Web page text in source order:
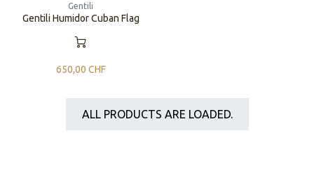
Gentili
​​Gentili Humidor Cuban Flag
650,00 CHF
ALL PRODUCTS ARE LOADED.